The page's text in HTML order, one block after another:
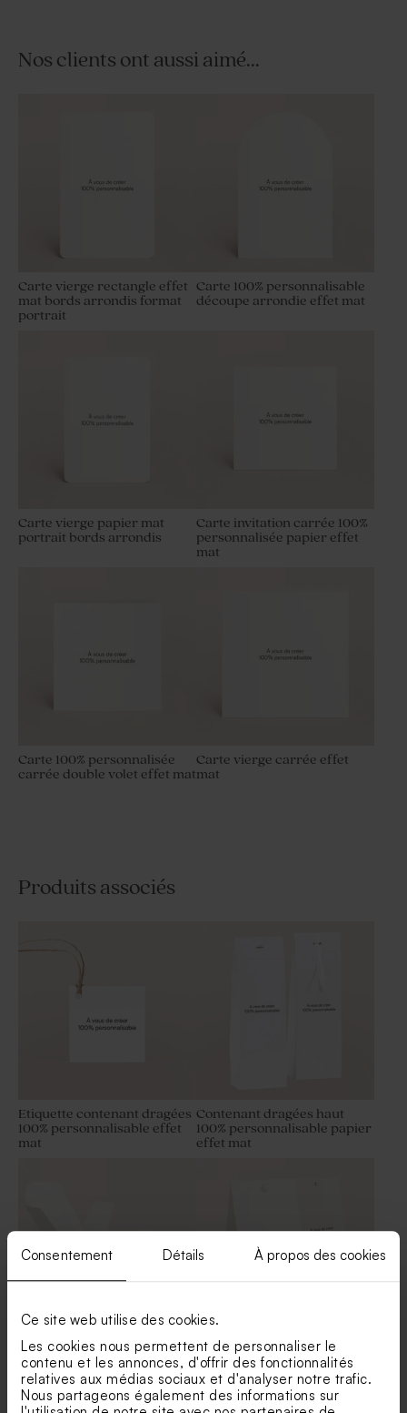
Consentement Détails À propos des cookies
Ce site web utilise des cookies.
Les cookies nous permettent de personnaliser le
contenu et les annonces, d'offrir des fonctionnalités
relatives aux médias sociaux et d'analyser notre trafic.
Nous partageons également des informations sur
Nos clients ont aussi aimé...
Carte vierge rectangle effet
mat bords arrondis format
portrait
Carte 100% personnalisable
découpe arrondie effet mat
Carte vierge papier mat
portrait bords arrondis
Carte invitation carrée 100%
personnalisée papier effet
mat
Carte 100% personnalisée
carrée double volet effet mat
Carte vierge carrée effet
mat
Produits associés
Etiquette contenant dragées
100% personnalisable effet
mat
Contenant dragées haut
100% personnalisable papier
effet mat
Contenant dragées carré
papier vierge effet mat
Contenant dragées vierge
papier mat